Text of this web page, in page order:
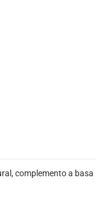
complemento a basa